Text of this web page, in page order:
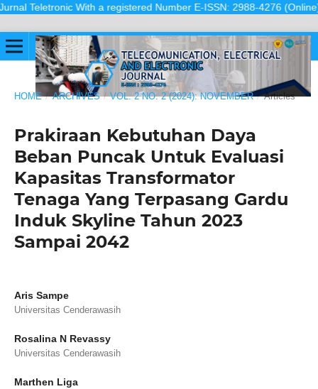
Teletronic With a registered Number E-ISSN: 2988-4276 (Online)
HOME / ARCHIVES / VOL. 2 NO. 2 (2024): NOVEMBER / Articles
Prakiraan Kebutuhan Daya
Beban Puncak Untuk Evaluasi
Kapasitas Transformator
Tenaga Yang Terpasang Gardu
Induk Skyline Tahun 2023
Sampai 2042
Aris Sampe
Universitas Cenderawasih
Rosalina N Revassy
Universitas Cenderawasih
Marthen Liga